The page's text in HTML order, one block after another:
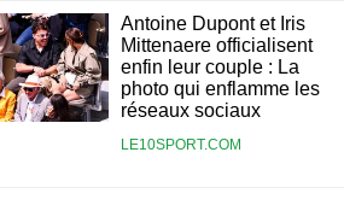
Antoine Dupont et Iris
Mittenaere officialisent
enfin leur couple : La
photo qui enflamme les
réseaux sociaux
LE10SPORT.COM